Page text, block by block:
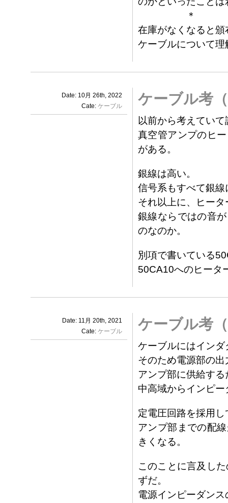
＊
在庫がなくなると
ケーブルについて
Date: 10月 26th, 2022
Cate: ケーブル ケーブル考
以前から考えてい
真空管アンプのヒ
がある。
銀線は高い。
信号系もすべて銀
それ以上に、ヒー
銀線ならではの音
のなのか。
別項で書いている
50CA10へのヒータ
Date: 11月 20th, 2021
Cate: ケーブル ケーブル考
ケーブルにはイン
そのため電源部の
アンプ部に供給す
中高域からインピ
定電圧回路を採用
アンプ部までの配
きくなる。
このことに言及し
ずだ。
電源インピーダン